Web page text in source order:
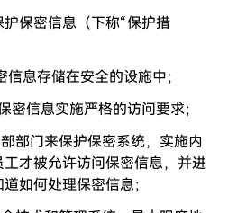
保密信息（下称“保护措
息存储在安全的设施中；
密信息实施严格的访问要求；
部门来保护保密系统，实施内
才被允许访问保密信息，并进
如何处理保密信息；